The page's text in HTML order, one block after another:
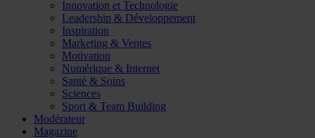
Innovation et Technologie
Leadership & Développement
Inspiration
Marketing & Ventes
Motivation
Numérique & Internet
Santé & Soins
Sciences
Sport & Team Building
Modérateur
Magazine